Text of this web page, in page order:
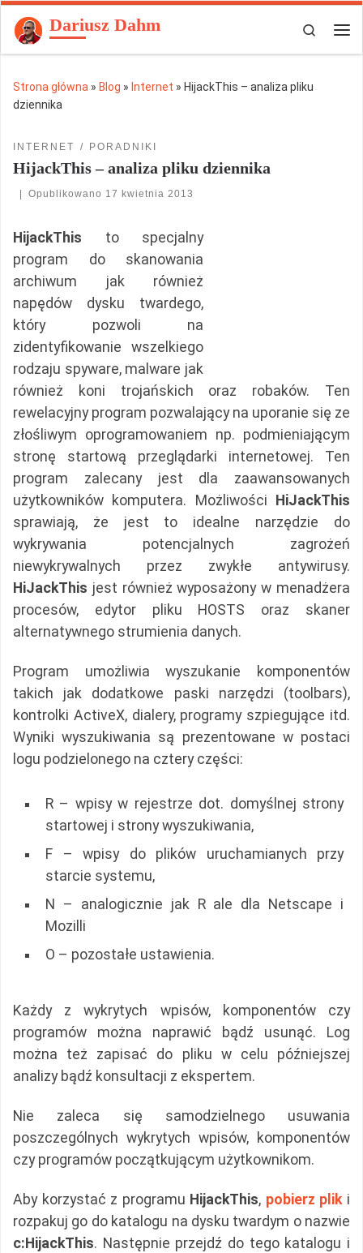
Przejdź do treści
Dariusz Dahm
Search
Strona główna » Blog » Internet » HijackThis – analiza pliku
dziennika
INTERNET PORADNIKI
HijackThis – analiza pliku dziennika
Opublikowano 17 kwietnia 2013
HijackThis to specjalny
program do skanowania
archiwum jak również
napędów dysku twardego,
który pozwoli na
zidentyfikowanie wszelkiego
rodzaju spyware, malware jak
również koni trojańskich oraz robaków. Ten
rewelacyjny program pozwalający na uporanie się ze
złośliwym oprogramowaniem np. podmieniającym
stronę startową przeglądarki internetowej. Ten
program zalecany jest dla zaawansowanych
użytkowników komputera. Możliwości HiJackThis
sprawiają, że jest to idealne narzędzie do
wykrywania potencjalnych zagrożeń
niewykrywalnych przez zwykłe antywirusy.
HiJackThis jest również wyposażony w menadżera
procesów, edytor pliku HOSTS oraz skaner
alternatywnego strumienia danych.
Program umożliwia wyszukanie komponentów
takich jak dodatkowe paski narzędzi (toolbars),
kontrolki ActiveX, dialery, programy szpiegujące itd.
Wyniki wyszukiwania są prezentowane w postaci
logu podzielonego na cztery części:
R – wpisy w rejestrze dot. domyślnej strony
startowej i strony wyszukiwania,
F – wpisy do plików uruchamianych przy
starcie systemu,
N – analogicznie jak R ale dla Netscape i
Mozilli
O – pozostałe ustawienia.
Każdy z wykrytych wpisów, komponentów czy
programów można naprawić bądź usunąć. Log
można też zapisać do pliku w celu późniejszej
analizy bądź konsultacji z ekspertem.
Nie zaleca się samodzielnego usuwania
poszczególnych wykrytych wpisów, komponentów
czy programów początkującym użytkownikom.
Aby korzystać z programu HijackThis, pobierz pliki
rozpakuj go do katalogu na dysku twardym o nazwie
c:HijackThis. Następnie przejdź do tego katalogu i